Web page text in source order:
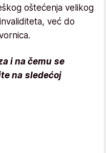
oštećenja velikog
već do
i na čemu se
na sledećoj